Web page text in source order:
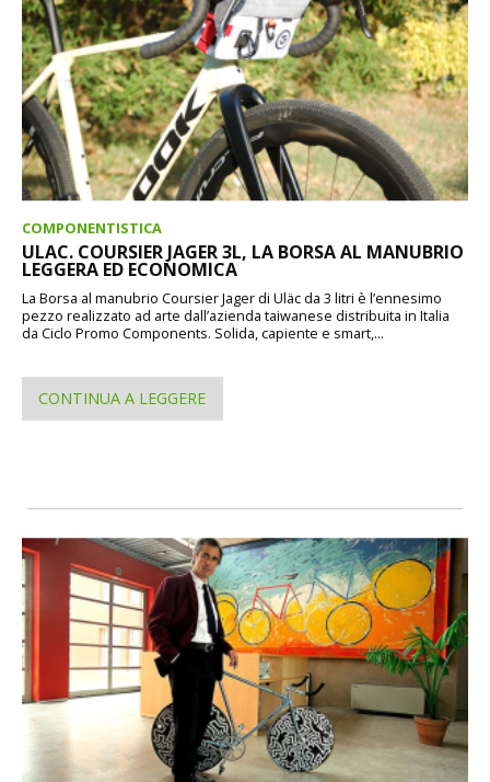
COMPONENTISTICA
ULAC. COURSIER JAGER 3L, LA BORSA AL MANUBRIO
LEGGERA ED ECONOMICA
La Borsa al manubrio Coursier Jager di Uläc da 3 litri è l’ennesimo
pezzo realizzato ad arte dall’azienda taiwanese distribuita in Italia
da Ciclo Promo Components. Solida, capiente e smart,...
CONTINUA A LEGGERE